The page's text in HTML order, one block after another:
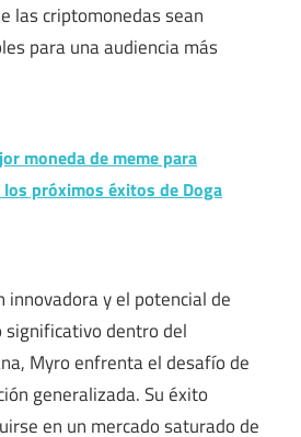
las criptomonedas sean
para una audiencia más
moneda de meme para
próximos éxitos de Doga
innovadora y el potencial de
dentro del
Myro enfrenta el desafío de
generalizada. Su éxito
en un mercado saturado de